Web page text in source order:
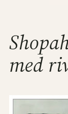
med